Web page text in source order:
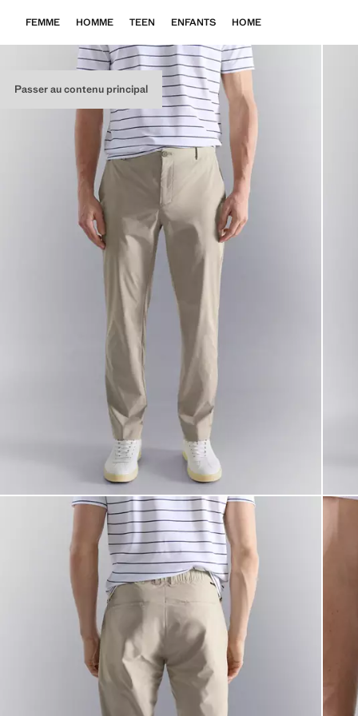
Passer au contenu principal
FEMME HOMME TEEN ENFANTS HOME